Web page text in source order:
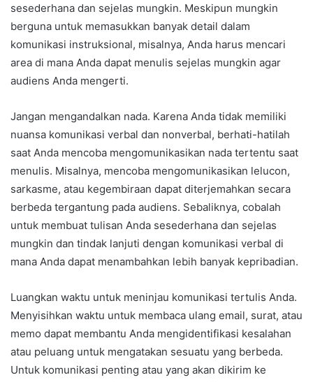
sesederhana dan sejelas mungkin. Meskipun mungkin
berguna untuk memasukkan banyak detail dalam
komunikasi instruksional, misalnya, Anda harus mencari
area di mana Anda dapat menulis sejelas mungkin agar
audiens Anda mengerti.
Jangan mengandalkan nada. Karena Anda tidak memiliki
nuansa komunikasi verbal dan nonverbal, berhati-hatilah
saat Anda mencoba mengomunikasikan nada tertentu saat
menulis. Misalnya, mencoba mengomunikasikan lelucon,
sarkasme, atau kegembiraan dapat diterjemahkan secara
berbeda tergantung pada audiens. Sebaliknya, cobalah
untuk membuat tulisan Anda sesederhana dan sejelas
mungkin dan tindak lanjuti dengan komunikasi verbal di
mana Anda dapat menambahkan lebih banyak kepribadian.
Luangkan waktu untuk meninjau komunikasi tertulis Anda.
Menyisihkan waktu untuk membaca ulang email, surat, atau
memo dapat membantu Anda mengidentifikasi kesalahan
atau peluang untuk mengatakan sesuatu yang berbeda.
Untuk komunikasi penting atau yang akan dikirim ke